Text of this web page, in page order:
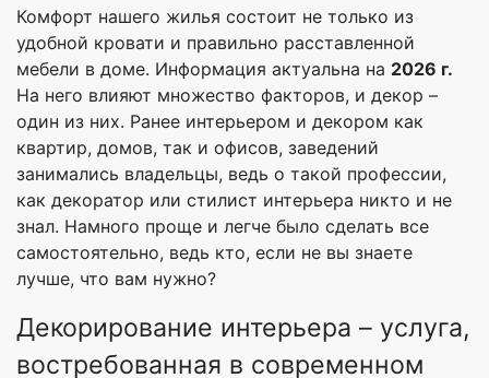
Комфорт нашего жилья состоит не только из
удобной кровати и правильно расставленной
мебели в доме. Информация актуальна на 2026 г.
На него влияют множество факторов, и декор –
один из них. Ранее интерьером и декором как
квартир, домов, так и офисов, заведений
занимались владельцы, ведь о такой профессии,
как декоратор или стилист интерьера никто и не
знал. Намного проще и легче было сделать все
самостоятельно, ведь кто, если не вы знаете
лучше, что вам нужно?
Декорирование интерьера – услуга,
востребованная в современном